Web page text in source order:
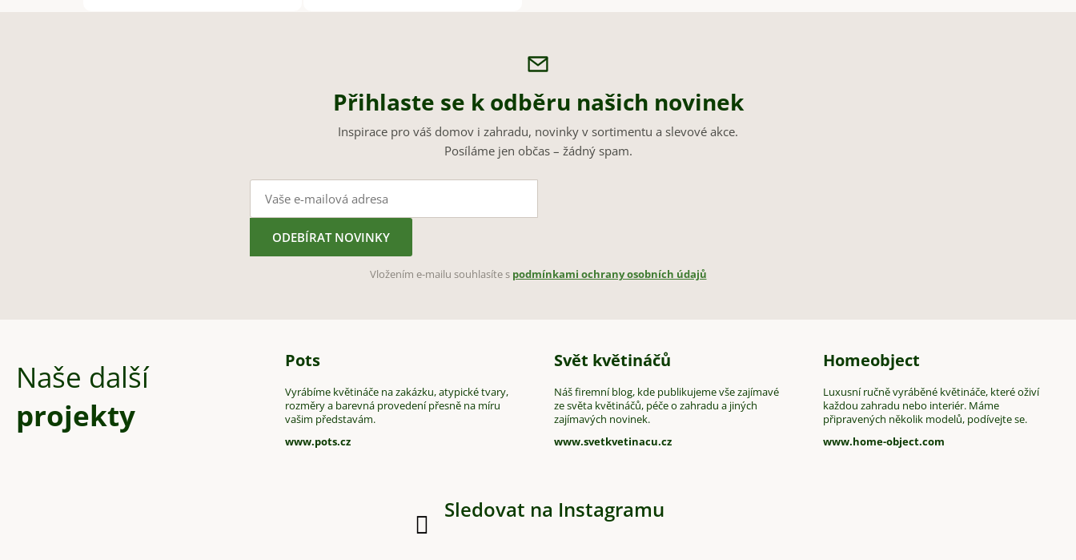
Přihlaste se k odběru našich novinek
Inspirace pro váš domov i zahradu, novinky v sortimentu a slevové akce.
Posíláme jen občas – žádný spam.
ODEBÍRAT NOVINKY
Vložením e-mailu souhlasíte s podmínkami ochrany osobních údajů
Naše další
projekty
Pots
Vyrábíme květináče na zakázku, atypické tvary,
rozměry a barevná provedení přesně na míru
vašim představám.
www.pots.cz
Svět květináčů
Náš firemní blog, kde publikujeme vše zajímavé
ze světa květináčů, péče o zahradu a jiných
zajímavých novinek.
www.svetkvetinacu.cz
Homeobject
Luxusní ručně vyráběné květináče, které oživí
každou zahradu nebo interiér. Máme
připravených několik modelů, podívejte se.
www.home-object.com
Sledovat na Instagramu